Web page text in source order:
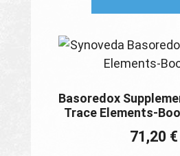
Basoredox
Trace Elements-
71,20 €